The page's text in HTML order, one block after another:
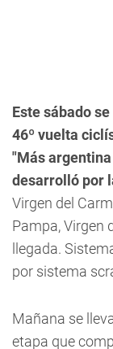
Este sábado
46º vuelta
"Más
desarrolló por
Virgen del
Pampa, Virgen
llegada.
por sistema
Mañana se
etapa que